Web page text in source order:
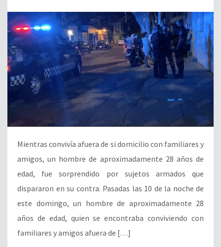
Mientras convivía afuera de si domicilio con familiares y
amigos, un hombre de aproximadamente 28 años de
edad, fue sorprendido por sujetos armados que
dispararon en su contra. Pasadas las 10 de la noche de
este domingo, un hombre de aproximadamente 28
años de edad, quien se encontraba conviviendo con
familiares y amigos afuera de […]